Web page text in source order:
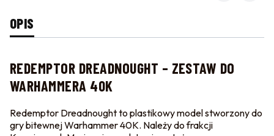
OPIS
REDEMPTOR DREADNOUGHT – ZESTAW DO
WARHAMMERA 40K
Redemptor Dreadnought to plastikowy model stworzony do
gry bitewnej Warhammer 40K. Należy do frakcji